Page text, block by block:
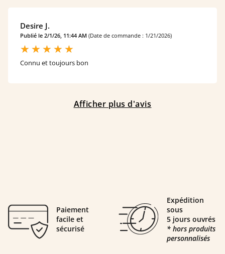
Desire J.
Publié le 2/1/26, 11:44 AM (Date de commande : 1/21/2026)
Connu et toujours bon
Afficher plus d'avis
Paiement
facile et
sécurisé
Expédition
sous
5 jours ouvrés
* hors produits
personnalisés